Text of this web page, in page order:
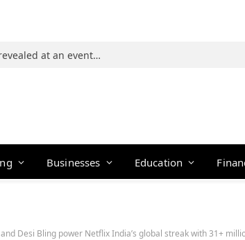
Photos: 21 players of The Traitors Season 2 revealed at an event in Mumbai
Businesses Education
Desi Bling power Netflix India’s global streak with 31+